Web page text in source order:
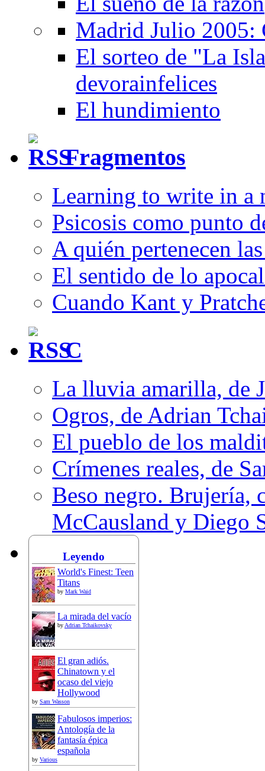
Madrid Julio 2005:
El sorteo de "La
devorainfelices
El hundimiento
Fragmentos
Learning to write in a
Psicosis como punto
A quién pertenecen
El sentido de lo
Cuando Kant y
C
La lluvia amarilla, de
Ogros, de Adrian
El pueblo de los
Crímenes reales, de
Beso negro. Brujería,
McCausland y Diego
Leyendo
World's Finest: Teen
Titans
by Mark Waid
La mirada del vacío
byAdrian Tchaikovsky
El gran adiós.
Chinatown y el
ocaso del viejo
Hollywood
by Sam Wasson
Fabulosos imperios:
Antología de la
fantasía épica
española
by Various